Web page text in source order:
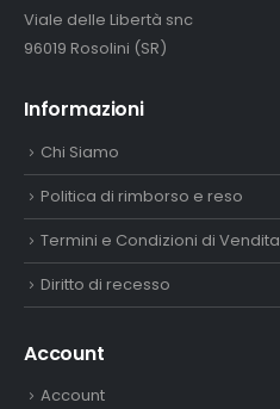
Viale delle Libertà snc
96019 Rosolini (SR)
Informazioni
Chi Siamo
Politica di rimborso e reso
Termini e Condizioni di Vendita
Diritto di recesso
Account
Account